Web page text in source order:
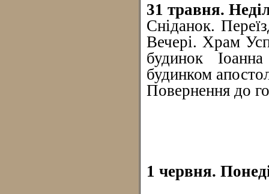
31 травня.
Сніданок.
Вечері. Храм
будинок
будинком
Повернення до
1 червня.